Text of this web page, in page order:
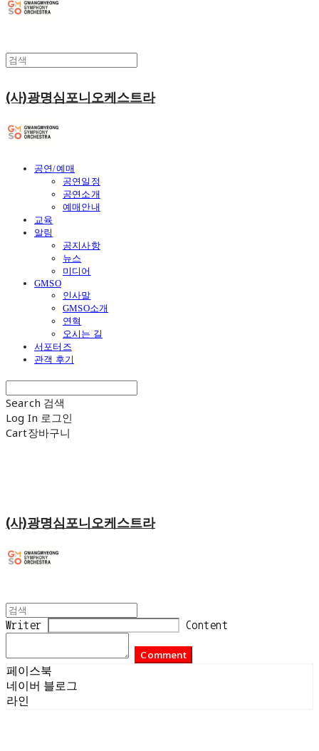
(사)광명심포니오케스트라
공연/예매
공연일정
공연소개
예매안내
교육
알림
공지사항
뉴스
미디어
GMSO
인사말
GMSO소개
연혁
오시는 길
서포터즈
관객 후기
Search 검색
Log In 로그인
Cart장바구니
(사)광명심포니오케스트라
Writer Content
Comment
페이스북
네이버 블로그
라인